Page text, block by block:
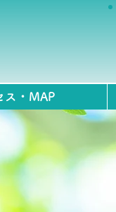
ス・MAP